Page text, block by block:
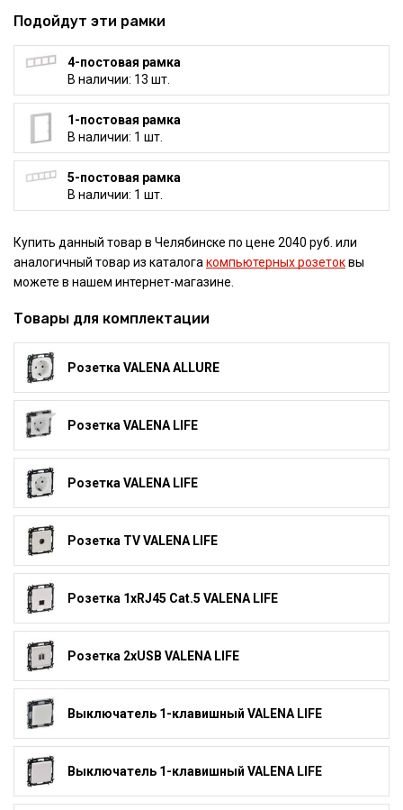
Подойдут эти рамки
4-постовая рамка
В наличии: 13 шт.
1-постовая рамка
В наличии: 1 шт.
5-постовая рамка
В наличии: 1 шт.
Купить данный товар в Челябинске по цене 2040 руб. или
аналогичный товар из каталогакомпьютерных розетоквы
можете в нашем интернет-магазине.
Товары для комплектации
Розетка VALENA ALLURE
Розетка VALENA LIFE
Розетка VALENA LIFE
Розетка TV VALENA LIFE
Розетка 1xRJ45 Cat.5 VALENA LIFE
Розетка 2xUSB VALENA LIFE
Выключатель 1-клавишный VALENA LIFE
Выключатель 1-клавишный VALENA LIFE